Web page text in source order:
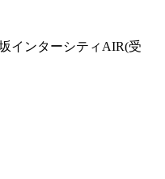
インターシティAIR(受